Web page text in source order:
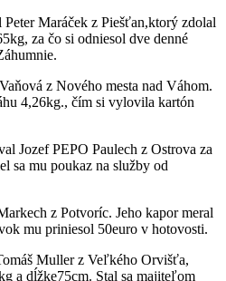
Peter Maráček z Piešťan,ktorý zdolal
za čo si odniesol dve denné
z Nového mesta nad Váhom.
4,26kg., čím si vylovila kartón
Jozef PEPO Paulech z Ostrova za
sa mu poukaz na služby od
z Potvoríc. Jeho kapor meral
mu priniesol 50euro v hotovosti.
Muller z Veľkého Orvišťa,
a dĺžke75cm. Stal sa majiteľom